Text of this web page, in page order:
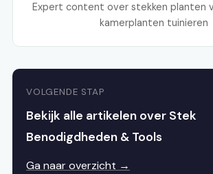
Expert content over stekken planten
kamerplanten tuinieren
VOLGENDE STAP
Bekijk alle artikelen over Stek
Benodigdheden & Tools
Ga naar overzicht →